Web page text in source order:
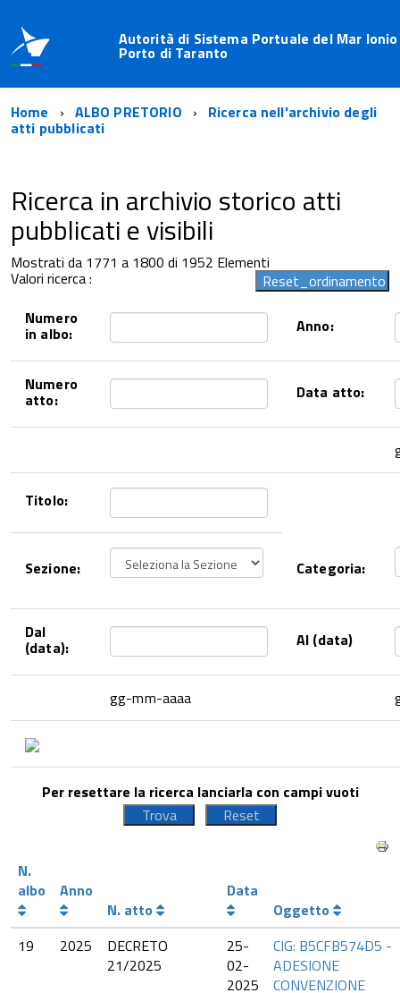
Autorità di Sistema Portuale del Mar
Porto di Taranto
Home ALBO PRETORIO Ricerca nell'archivio degli
atti pubblicati
Ricerca in archivio storico atti
pubblicati e visibili
Mostrati da 1771 a 1800 di 1952 Elementi
Valori ricerca :
Numero
in albo: Anno:
Numero
atto: Data atto:
Titolo:
Sezione: Categoria:
Dal
(data): Al (data)
gg-mm-aaaa
Per resettare la ricerca lanciarla con campi vuoti
N.
albo
Anno
N. atto
Data
Oggetto
19
2025
DECRETO
21/2025
25-
02-
2025
CIG: B5CFB574D5 -
ADESIONE
CONVENZIONE